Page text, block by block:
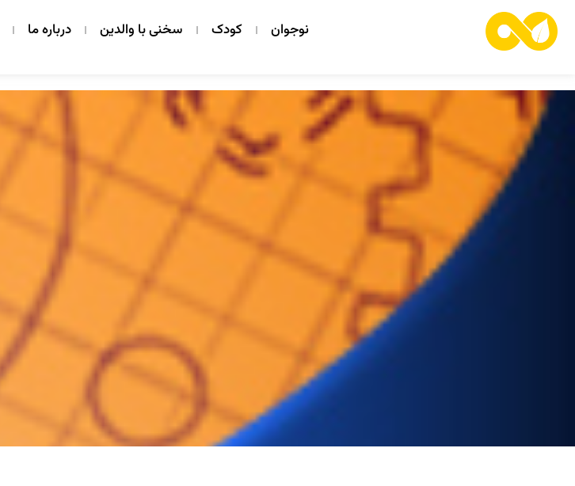
نوجوان کودک سخنی با والدین درباره ما